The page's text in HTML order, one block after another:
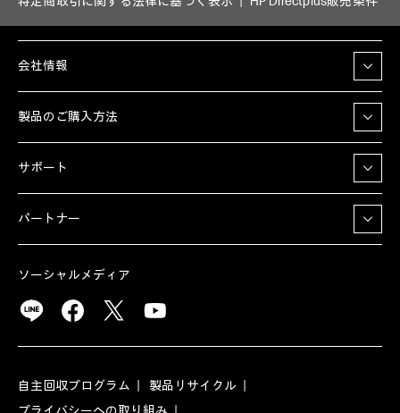
会社情報
製品のご購入方法
サポート
パートナー
ソーシャルメディア
自主回収プログラム
製品リサイクル